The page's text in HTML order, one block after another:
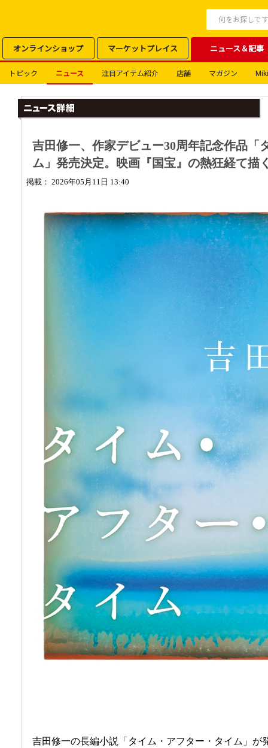
オンラインショップ マーケットプレイス ニュース＆記事
トピック ニュース 注目アイテム紹介 店舗 マガジン
吉田修一、作家デビュー30周年記念作品「
ム」発売決定。映画『国宝』の熱狂経て描
掲載： 2026年05月11日 13:40
吉田修一の長編小説「タイム・アフター・タイム」が